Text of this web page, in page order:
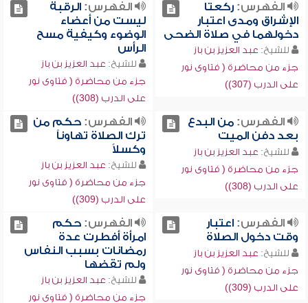
الفهرس:ركعتا
الإشراق ومدى اعتبار
دخولهما في صلاة الضحى
للشيخ: عبد العزيز بن باز
جزء من محاضرة ( فتاوى نور
على الدرب (307))
الفهرس:الرقبة
ليست من أعضاء
الوضوء وكيفية مسح
الرأس
للشيخ: عبد العزيز بن باز
جزء من محاضرة ( فتاوى نور
على الدرب (308))
الفهرس:من البدع
بعد دفن الميت
للشيخ: عبد العزيز بن باز
جزء من محاضرة ( فتاوى نور
على الدرب (308))
الفهرس:حكم من
ترك الصلاة تهاوناً
وكسلاً
للشيخ: عبد العزيز بن باز
جزء من محاضرة ( فتاوى نور
على الدرب (309))
الفهرس:اعتبار
وقت دخول الصلاة
للشيخ: عبد العزيز بن باز
جزء من محاضرة ( فتاوى نور
على الدرب (309))
الفهرس:حكم
امرأة أفطرت عدة
رمضانات بسبب النفاس
ولم تقضها
للشيخ: عبد العزيز بن باز
جزء من محاضرة ( فتاوى نور